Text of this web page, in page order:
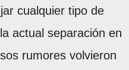
cualquier tipo de
actual separación en
rumores volvieron